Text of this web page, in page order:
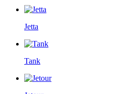
Jetta
Tank